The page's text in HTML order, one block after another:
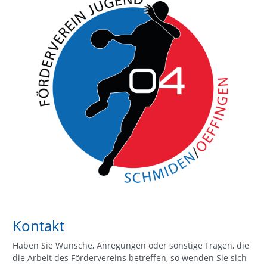
Kontakt
Haben Sie Wünsche, Anregungen oder sonstige Fragen, die
die Arbeit des Fördervereins betreffen, so wenden Sie sich